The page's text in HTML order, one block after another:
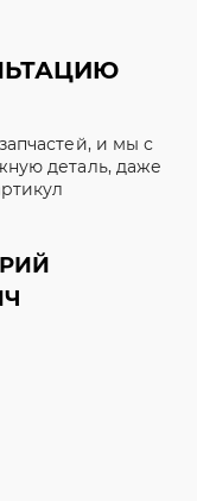
и мы с
деталь, даже